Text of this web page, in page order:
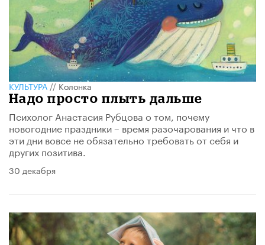
КУЛЬТУРА//Колонка
Надо просто плыть дальше
Психолог Анастасия Рубцова о том, почему
новогодние праздники – время разочарования и что в
эти дни вовсе не обязательно требовать от себя и
других позитива.​
30 декабря